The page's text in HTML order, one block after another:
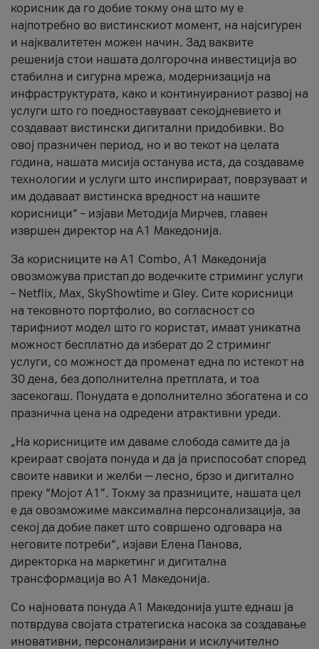
корисник да го добие токму она што му е
најпотребно во вистинскиот момент, на најсигурен
и најквалитетен можен начин. Зад ваквите
решенија стои нашата долгорочна инвестиција во
стабилна и сигурна мрежа, модернизација на
инфраструктурата, како и континуираниот развој на
услуги што го поедноставуваат секојдневието и
создаваат вистински дигитални придобивки. Во
овој празничен период, но и во текот на целата
година, нашата мисија останува иста, да создаваме
технологии и услуги што инспирираат, поврзуваат и
им додаваат вистинска вредност на нашите
корисници“ – изјави Методија Мирчев, главен
извршен директор на А1 Македонија.
За корисниците на A1 Combo, А1 Македонија
овозможува пристап до водечките стриминг услуги
– Netflix, Max, SkyShowtime и Gley. Сите корисници
на тековното портфолио, во согласност со
тарифниот модел што го користат, имаат уникатна
можност бесплатно да изберат до 2 стриминг
услуги, со можност да променат една по истекот на
30 дена, без дополнителна претплата, и тоа
засекогаш. Понудата е дополнително збогатена и со
празнична цена на одредени атрактивни уреди.
„На корисниците им даваме слобода самите да ја
креираат својата понуда и да ја приспособат според
своите навики и желби — лесно, брзо и дигитално
преку “Мојот А1”. Токму за празниците, нашата цел
е да овозможиме максимална персонализација, за
секој да добие пакет што совршено одговара на
неговите потреби“, изјави Елена Панова,
директорка на маркетинг и дигитална
трансформација во А1 Македонија.
Со најновата понуда А1 Македонија уште еднаш ја
потврдува својата стратегиска насока за создавање
иновативни, персонализирани и исклучително